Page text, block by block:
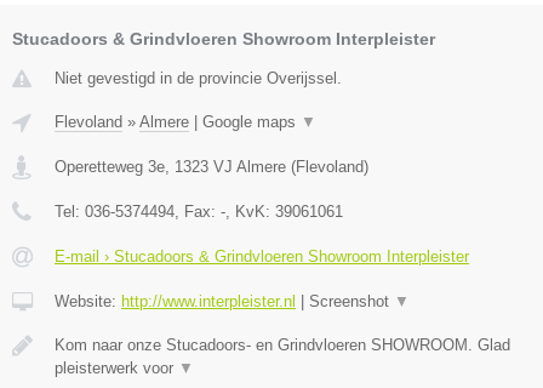
Stucadoors & Grindvloeren Showroom Interpleister
Niet gevestigd in de provincie Overijssel.
Flevoland » Almere | Google maps ▼
Operetteweg 3e 1323 VJ Almere (Flevoland)
Tel: 036-5374494 , Fax: - , KvK: 39061061
E-mail › Stucadoors & Grindvloeren Showroom Interpleister
Website: http://www.interpleister.nl | Screenshot ▼
Kom naar onze Stucadoors- en Grindvloeren SHOWROOM. Glad
pleisterwerk voor ▼